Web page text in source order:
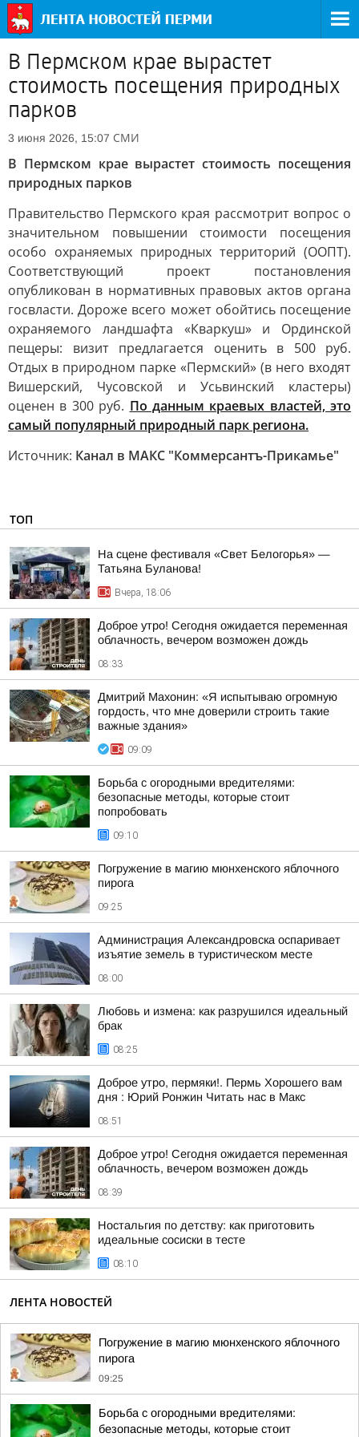
В Пермском крае вырастет
стоимость посещения природных
парков
3 июня 2026, 15:07 СМИ
В Пермском крае вырастет стоимость посещения
природных парков
Правительство Пермского края рассмотрит вопрос о
значительном повышении стоимости посещения
особо охраняемых природных территорий (ООПТ).
Соответствующий проект постановления
опубликован в нормативных правовых актов органа
госвласти. Дороже всего может обойтись посещение
охраняемого ландшафта «Кваркуш» и Ординской
пещеры: визит предлагается оценить в 500 руб.
Отдых в природном парке «Пермский» (в него входят
Вишерский, Чусовской и Усьвинский кластеры)
оценен в 300 руб. По данным краевых властей, это
самый популярный природный парк региона.
Источник: Канал в МАКС "Коммерсантъ-Прикамье"
ТОП
На сцене фестиваля «Свет Белогорья» —
Татьяна Буланова!
Вчера, 18:06
Доброе утро! Сегодня ожидается переменная
облачность, вечером возможен дождь
08:33
Дмитрий Махонин: «Я испытываю огромную
гордость, что мне доверили строить такие
важные здания»
09:09
Борьба с огородными вредителями:
безопасные методы, которые стоит
попробовать
09:10
Погружение в магию мюнхенского яблочного
пирога
09:25
Администрация Александровска оспаривает
изъятие земель в туристическом месте
08:00
Любовь и измена: как разрушился идеальный
брак
08:25
Доброе утро, пермяки!. Пермь Хорошего вам
дня : Юрий Ронжин Читать нас в Макс
08:51
Доброе утро! Сегодня ожидается переменная
облачность, вечером возможен дождь
08:39
Ностальгия по детству: как приготовить
идеальные сосиски в тесте
08:10
ЛЕНТА НОВОСТЕЙ
Погружение в магию мюнхенского яблочного
пирога
09:25
Борьба с огородными вредителями:
безопасные методы, которые стоит